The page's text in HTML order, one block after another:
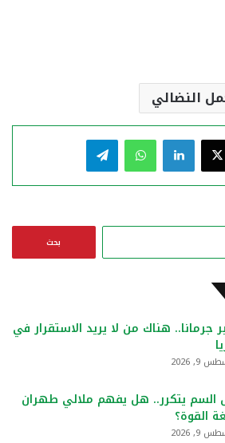
النضالي
لينكدإن واتساب
ن
جرمانا.. هناك من لا يريد الاستقرار في
9, 2026
السم يتكرر.. هل يفهم ملالي طهران
القوة؟
9, 2026